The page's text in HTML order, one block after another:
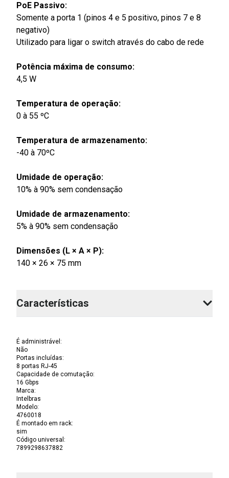
PoE Passivo:
Somente a porta 1 (pinos 4 e 5 positivo, pinos 7 e 8
negativo)
Utilizado para ligar o switch através do cabo de rede
Potência máxima de consumo:
4,5 W
Temperatura de operação:
0 à 55 ºC
Temperatura de armazenamento:
-40 à 70ºC
Umidade de operação:
10% à 90% sem condensação
Umidade de armazenamento:
5% à 90% sem condensação
Dimensões (L × A × P):
140 × 26 × 75 mm
Características
É administrável :
Não
Portas incluídas:
8 portas RJ-45
Capacidade de comutação:
16 Gbps
Marca:
Intelbras
Modelo:
4760018
É montado em rack:
sim
Código universal :
7899298637882